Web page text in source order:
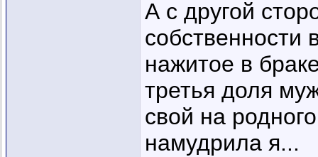
А с другой
собственности
нажитое в
третья доля
свой на
намудрила я...